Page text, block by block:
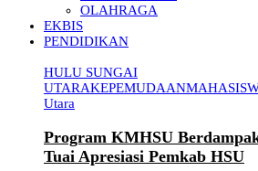
OLAHRAGA
EKBIS
PENDIDIKAN
HULU SUNGAI
UTARAKEPEMUDAAN
Utara
Program KMHSU
Tuai Apresiasi Pemkab HSU